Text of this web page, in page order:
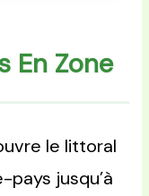
En Zone
le littoral
jusqu’à